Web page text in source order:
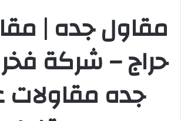
مقاول جده |
حراج – شركة
جده مقاولات